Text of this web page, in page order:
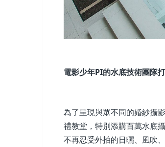
電影少年PI的水底技術團隊
為了呈現與眾不同的婚紗攝
禮教堂，特別添購百萬水底
不再忍受外拍的日曬、風吹